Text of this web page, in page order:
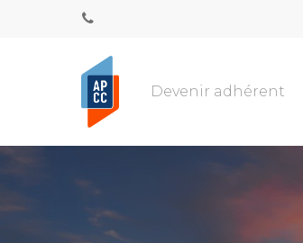
Devenir adhérent